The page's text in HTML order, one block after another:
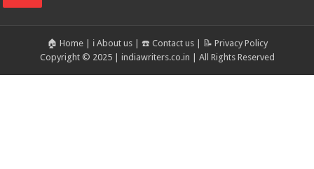
🏠 Home| ℹ️ About us| ☎️ Contact us| 📝 Privacy Policy
Copyright © 2025 | indiawriters.co.in | All Rights Reserved